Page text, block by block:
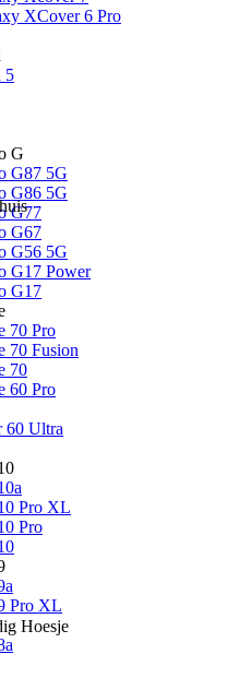
XCover 6 Pro
5
G
G87 5G
G86 5G
G77
G67
G56 5G
G17 Power
G17
70 Pro
70 Fusion
70
60 Pro
60 Ultra
Pro XL
Pro
Pro XL
Hoesje